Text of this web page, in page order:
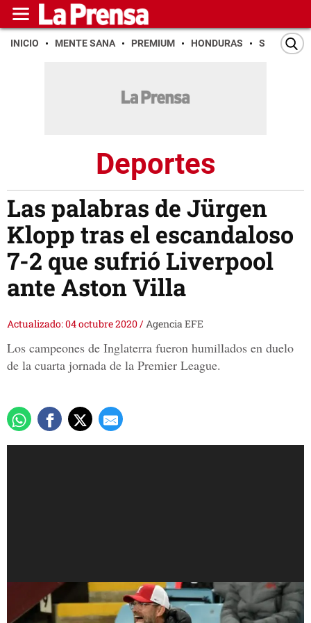
INICIO MENTE SANA PREMIUM HONDURAS SAN PEDRO
Deportes
Las palabras de Jürgen
Klopp tras el escandaloso
7-2 que sufrió Liverpool
ante Aston Villa
Actualizado: 04 octubre 2020/Agencia EFE
Los campeones de Inglaterra fueron humillados en duelo
de la cuarta jornada de la Premier League.